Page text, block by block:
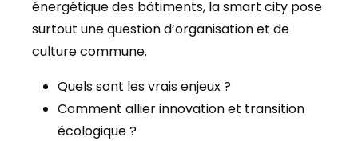
énergétique des bâtiments, la smart city pose
surtout une question d’organisation et de
culture commune.
Quels sont les vrais enjeux ?
Comment allier innovation et transition
écologique ?